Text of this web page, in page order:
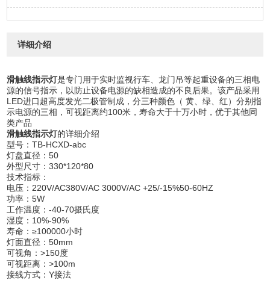
详细介绍
滑触线指示灯是专门用于实时监视行车、龙门吊等起重设备的三相电
源的信号指示，以防止设备电源的缺相造成的不良后果。该产品采用
LED进口超高度发光二极管制成，分三种颜色（ 黄、绿、红）分别指
示电源的三相，可视距离约100米，寿命大于十万小时，优于其他同
类产品
滑触线指示灯的详细介绍
型号：TB-HCXD-abc
灯盘直径：50
外型尺寸：330*120*80
技术指标：
电压：220V/AC380V/AC 3000V/AC +25/-15%50-60HZ
功率：5W
工作温度：-40-70摄氏度
湿度：10%-90%
寿命：≥100000小时
灯面直径：50mm
可视角：>150度
可视距离：>100m
接线方式：Y接法